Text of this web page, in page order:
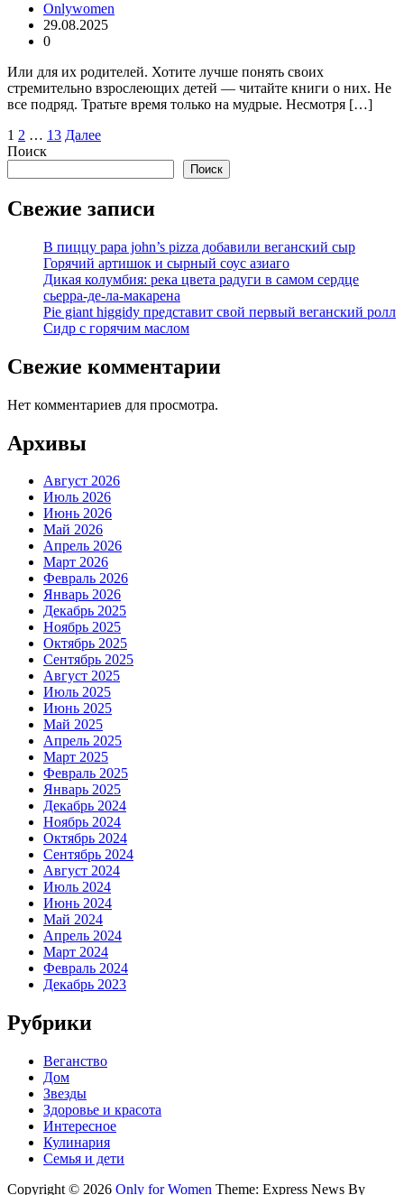
Onlywomen
29.08.2025
0
Или для их родителей. Хотите лучше понять своих
стремительно взрослеющих детей — читайте книги о них. Не
все подряд. Тратьте время только на мудрые. Несмотря […]
Пагинация
записей
1 2 … 13 Далее
Поиск
Поиск
Свежие записи
В пиццу papa john’s pizza добавили веганский сыр
Горячий артишок и сырный соус азиаго
Дикая колумбия: река цвета радуги в самом сердце
сьерра-де-ла-макарена
Pie giant higgidy представит свой первый веганский ролл
Сидр с горячим маслом
Свежие комментарии
Нет комментариев для просмотра.
Архивы
Август 2026
Июль 2026
Июнь 2026
Май 2026
Апрель 2026
Март 2026
Февраль 2026
Январь 2026
Декабрь 2025
Ноябрь 2025
Октябрь 2025
Сентябрь 2025
Август 2025
Июль 2025
Июнь 2025
Май 2025
Апрель 2025
Март 2025
Февраль 2025
Январь 2025
Декабрь 2024
Ноябрь 2024
Октябрь 2024
Сентябрь 2024
Август 2024
Июль 2024
Июнь 2024
Май 2024
Апрель 2024
Март 2024
Февраль 2024
Декабрь 2023
Рубрики
Веганство
Дом
Звезды
Здоровье и красота
Интересное
Кулинария
Семья и дети
Copyright © 2026 Only for Women Theme: Express News By